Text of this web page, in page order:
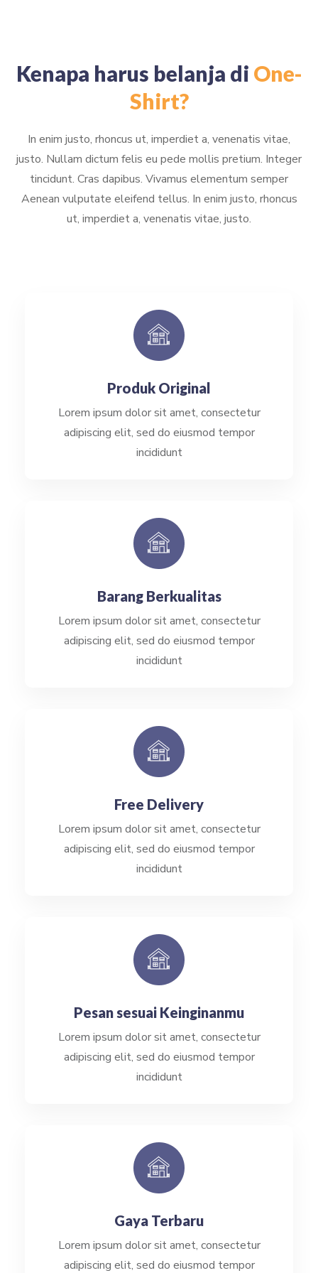
Kenapa harus belanja di One-
Shirt?
In enim justo, rhoncus ut, imperdiet a, venenatis vitae,
justo. Nullam dictum felis eu pede mollis pretium. Integer
tincidunt. Cras dapibus. Vivamus elementum semper
Aenean vulputate eleifend tellus. In enim justo, rhoncus
ut, imperdiet a, venenatis vitae, justo.
Produk Original
Lorem ipsum dolor sit amet, consectetur
adipiscing elit, sed do eiusmod tempor
incididunt
Barang Berkualitas
Lorem ipsum dolor sit amet, consectetur
adipiscing elit, sed do eiusmod tempor
incididunt
Free Delivery
Lorem ipsum dolor sit amet, consectetur
adipiscing elit, sed do eiusmod tempor
incididunt
Pesan sesuai Keinginanmu
Lorem ipsum dolor sit amet, consectetur
adipiscing elit, sed do eiusmod tempor
incididunt
Gaya Terbaru
Lorem ipsum dolor sit amet, consectetur
adipiscing elit, sed do eiusmod tempor